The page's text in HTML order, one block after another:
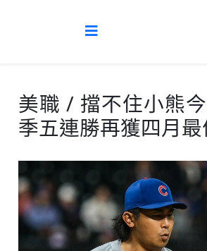
美職 / 擋不住小熊
季五連勝再獲四月最